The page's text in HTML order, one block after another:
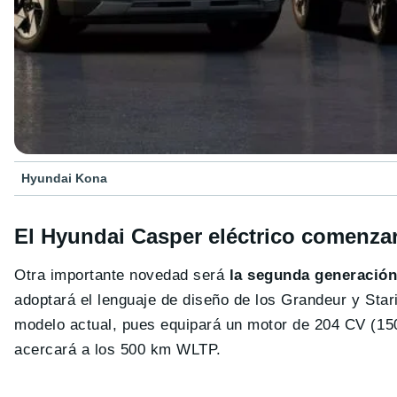
Hyundai Kona
El Hyundai Casper eléctrico
Otra importante novedad será la segunda
adoptará el lenguaje de diseño de los Grandeur y
modelo actual, pues equipará un motor de 204 CV
acercará a los 500 km WLTP.